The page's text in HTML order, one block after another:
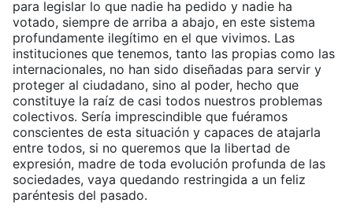
para legislar lo que nadie ha pedido y nadie ha
votado, siempre de arriba a abajo, en este sistema
profundamente ilegítimo en el que vivimos. Las
instituciones que tenemos, tanto las propias como las
internacionales, no han sido diseñadas para servir y
proteger al ciudadano, sino al poder, hecho que
constituye la raíz de casi todos nuestros problemas
colectivos. Sería imprescindible que fuéramos
conscientes de esta situación y capaces de atajarla
entre todos, si no queremos que la libertad de
expresión, madre de toda evolución profunda de las
sociedades, vaya quedando restringida a un feliz
paréntesis del pasado.